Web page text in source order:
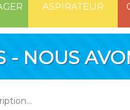
ASPIRATEUR
- NOUS